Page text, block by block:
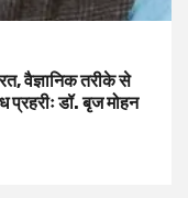
वैज्ञानिक तरीके से
प्रहरीः डॉ. बृज मोहन